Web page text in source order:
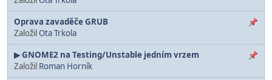
Oprava zavaděče GRUB
Založil Ota Trkola
▶ GNOME2 na Testing/Unstable jedním vrzem
Založil Roman Horník